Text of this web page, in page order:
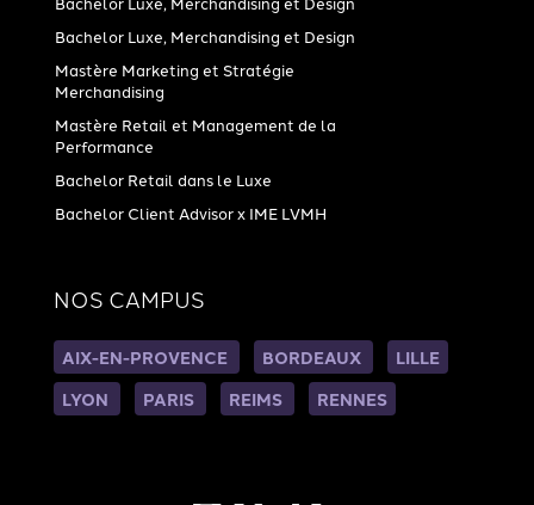
Bachelor Luxe, Merchandising et Design
Mastère Marketing et Stratégie
Merchandising
Mastère Retail et Management de la
Performance
Bachelor Retail dans le Luxe
Bachelor Client Advisor x IME LVMH
NOS CAMPUS
AIX-EN-PROVENCE BORDEAUX
LILLE
LYON
PARIS REIMS RENNES